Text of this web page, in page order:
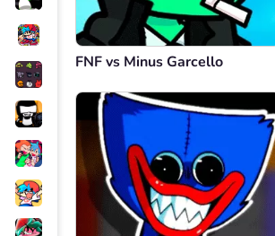
FNF vs Minus Garcello